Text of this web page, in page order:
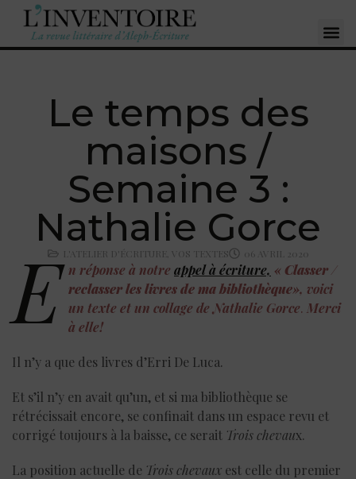
Le temps des
maisons /
Semaine 3 :
Nathalie Gorce
L'ATELIER D'ÉCRITURE VOS TEXTES 06 AVRIL 2020
E n réponse à notre appel à écriture, « Classer /
reclasser les livres de ma bibliothèque», voici
un texte et un collage de Nathalie Gorce. Merci
à elle!
Il n’y a que des livres d’Erri De Luca.
Et s’il n’y en avait qu’un, et si ma bibliothèque se
rétrécissait encore, se confinait dans un espace revu et
corrigé toujours à la baisse, ce serait Trois chevaux.
La position actuelle de Trois chevaux est celle du premier